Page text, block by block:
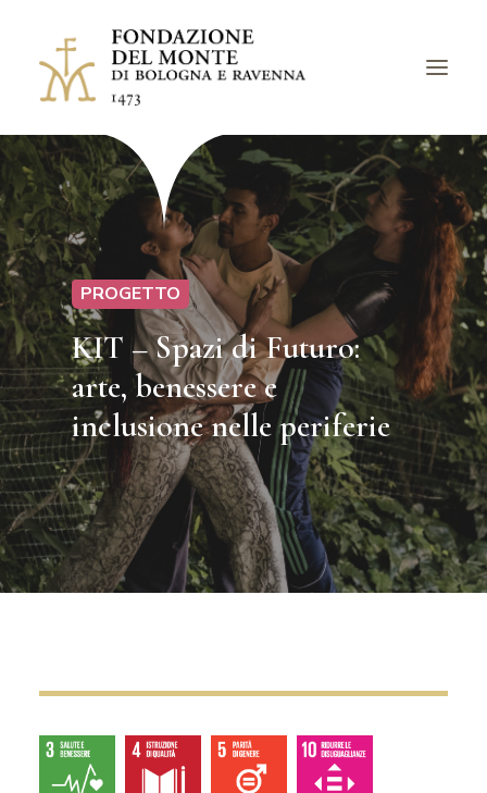
LA FONDAZIONE
BANDI
PROGETTI
EVENTI
LUOGHI
ARCHIVI
AVVISI
CHIEDI UN CONTRIBUTO
RICHIEDI IL LOGO
CONTATTI
PROGETTO
KIT – Spazi di Futuro:
arte, benessere e
inclusione nelle periferie